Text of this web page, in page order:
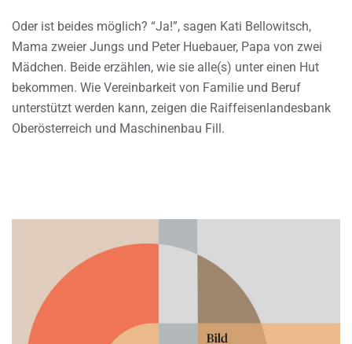
Oder ist beides möglich? “Ja!”, sagen Kati Bellowitsch,
Mama zweier Jungs und Peter Huebauer, Papa von zwei
Mädchen. Beide erzählen, wie sie alle(s) unter einen Hut
bekommen. Wie Vereinbarkeit von Familie und Beruf
unterstützt werden kann, zeigen die Raiffeisenlandesbank
Oberösterreich und Maschinenbau Fill.